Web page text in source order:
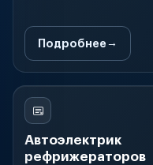
Подробнее
Автоэлектрик
рефрижераторов